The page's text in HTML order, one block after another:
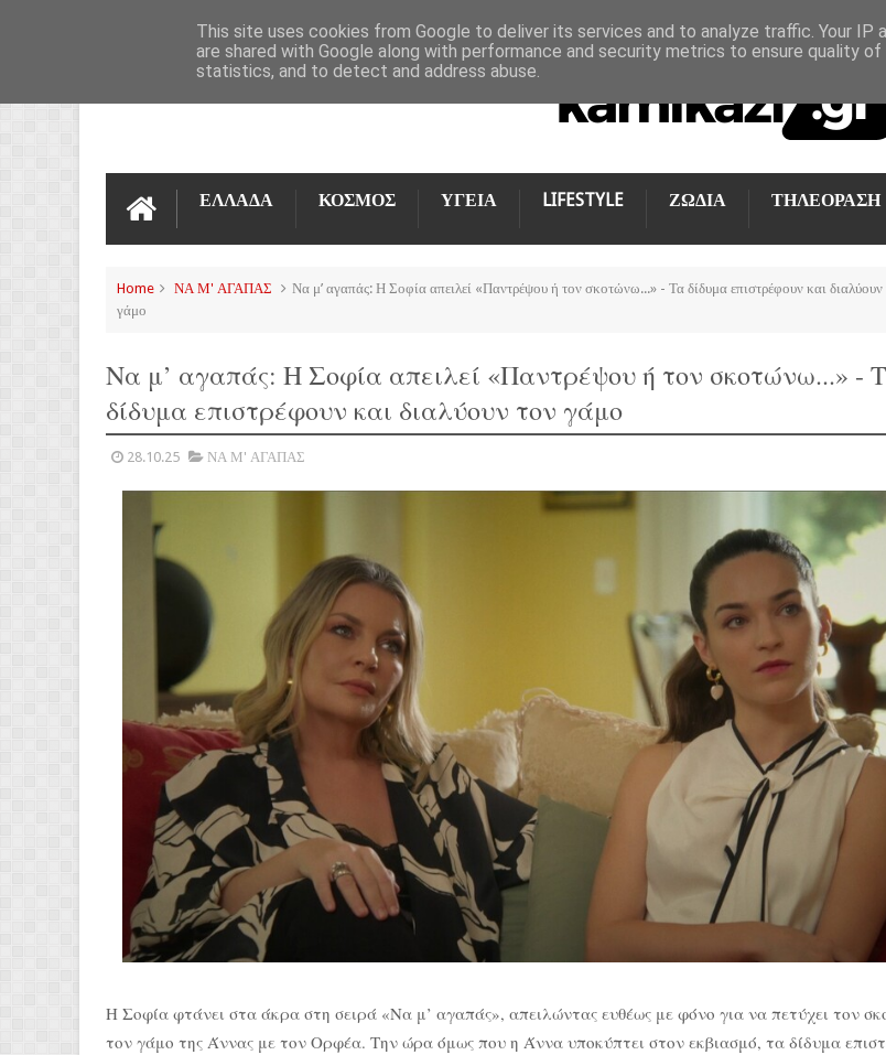
ΕΠΙΚΟΙΝΩΝΊΑ
ΕΛΛΑΔΑ ΚΟΣΜΟΣ ΥΓΕΙΑ LIFESTYLE ΖΩΔΙΑ ΤΗΛΕΟΡΑΣΗ
Home ΝΑ Μ' ΑΓΑΠΑΣ
Να μ’ αγαπάς: Η Σοφία απειλεί «Παντρέψου ή τον σκοτώνω...» - Τα δίδυμα επιστρέφουν και διαλύουν
γάμο
Να μ’ αγαπάς: Η Σοφία απειλεί «Παντρέψου ή τον σκοτώνω...» -
δίδυμα επιστρέφουν και διαλύουν τον γάμο
28.10.25 ΝΑ Μ' ΑΓΑΠΑΣ
Η Σοφία φτάνει στα άκρα στη σειρά «Να μ’ αγαπάς», απειλώντας ευθέως με φόνο για να πετύχει τον
τον γάμο της Άννας με τον Ορφέα. Την ώρα όμως που η Άννα υποκύπτει στον εκβιασμό, τα δίδυμα
This site uses cookies from Google to deliver its services and to analyze traffic. Your IP
are shared with Google along with performance and security metrics to ensure quality of
statistics, and to detect and address abuse.